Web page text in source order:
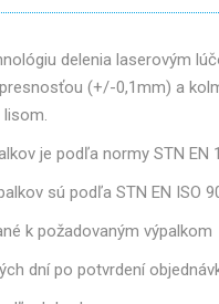
delenia laserovým
(+/-0,1mm) a
je podľa normy STN EN
sú podľa STN EN ISO
k požadovaným výpalkom
dní po potvrdení